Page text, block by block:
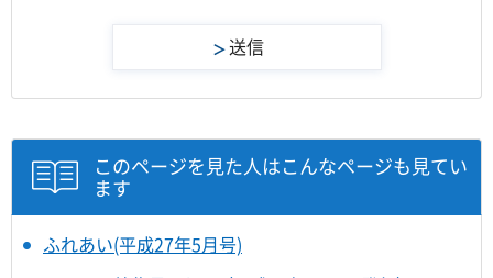
このページを見た人はこんなページも見てい
ます
ふれあい(平成27年5月号)